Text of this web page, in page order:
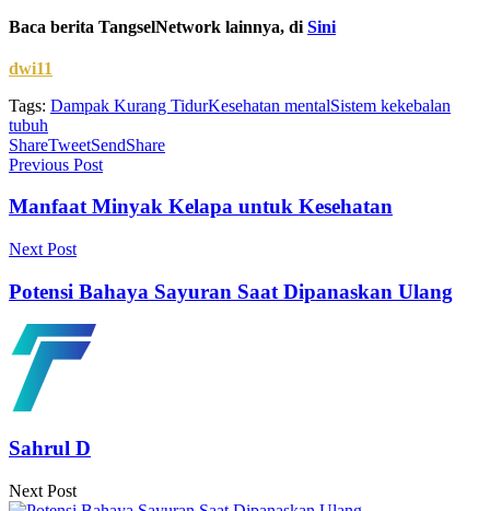
Baca berita TangselNetwork lainnya, di Sini
dwi11
Tags: Dampak Kurang TidurKesehatan mentalSistem kekebalan
tubuh
ShareTweetSendShare
Previous Post
Manfaat Minyak Kelapa untuk Kesehatan
Next Post
Potensi Bahaya Sayuran Saat Dipanaskan Ulang
Sahrul D
Next Post